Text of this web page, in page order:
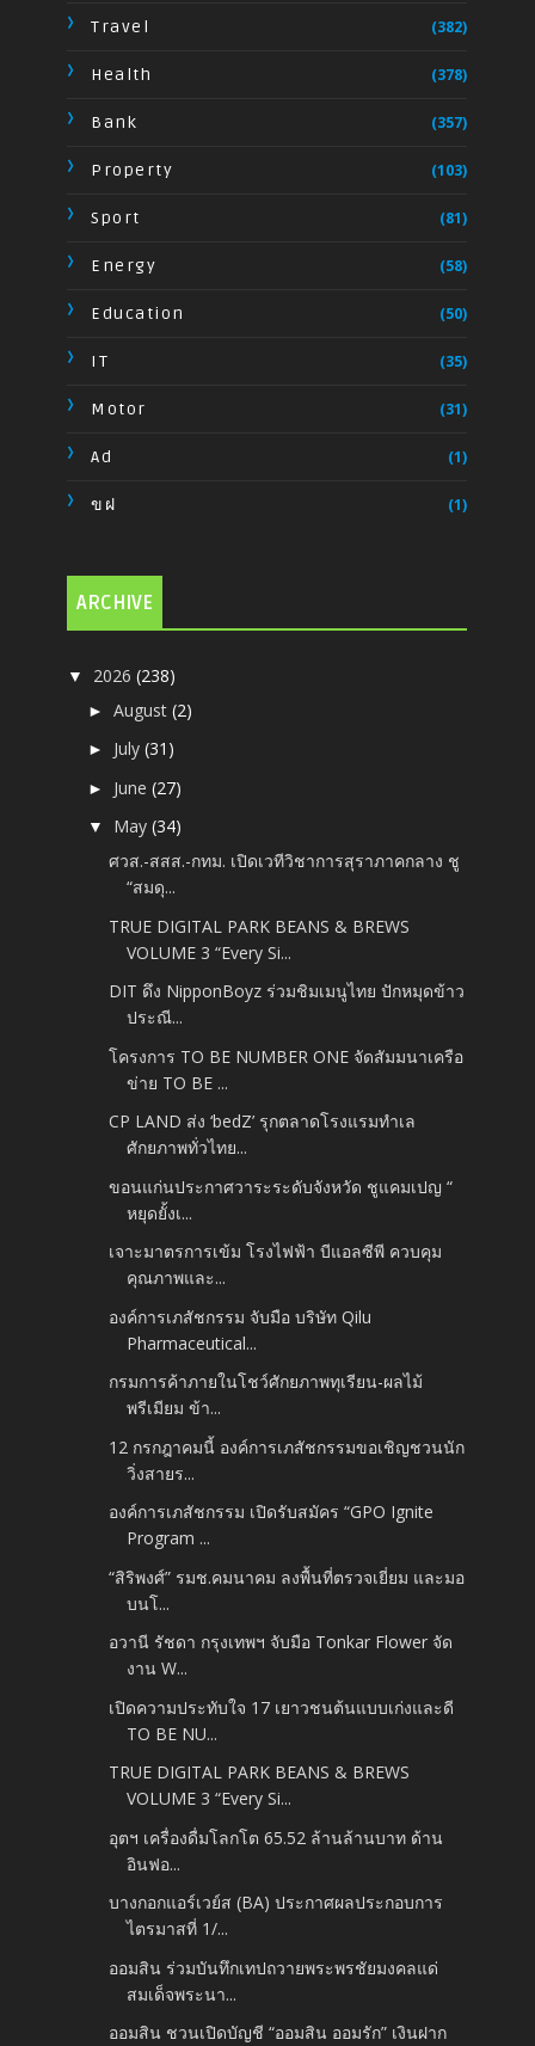
Travel (382)
Health (378)
Bank (357)
Property (103)
Sport (81)
Energy (58)
Education (50)
IT (35)
Motor (31)
Ad (1)
ขฝ (1)
ARCHIVE
▼ 2026(238)
►August(2)
► July(31)
► June(27)
▼ May(34)
ศวส.-สสส.-กทม. เปิดเวทีวิชาการสุราภาคกลาง ชู
“สมดุ...
TRUE DIGITAL PARK BEANS & BREWS
VOLUME 3 “Every Si...
DIT ดึง NipponBoyz ร่วมชิมเมนูไทย ปักหมุดข้าว
ประณี...
โครงการ TO BE NUMBER ONE จัดสัมมนาเครือ
ข่าย TO BE ...
CP LAND ส่ง ‘bedZ’ รุกตลาดโรงแรมทำเล
ศักยภาพทั่วไทย...
ขอนแก่นประกาศวาระระดับจังหวัด ชูแคมเปญ “
หยุดยั้งเ...
เจาะมาตรการเข้ม โรงไฟฟ้า บีแอลซีพี ควบคุม
คุณภาพและ...
องค์การเภสัชกรรม จับมือ บริษัท Qilu
Pharmaceutical...
กรมการค้าภายในโชว์ศักยภาพทุเรียน-ผลไม้
พรีเมียม ข้า...
12 กรกฎาคมนี้ องค์การเภสัชกรรมขอเชิญชวนนัก
วิ่งสายร...
องค์การเภสัชกรรม เปิดรับสมัคร “GPO Ignite
Program ...
“สิริพงศ์” รมช.คมนาคม ลงพื้นที่ตรวจเยี่ยม และมอ
บนโ...
อวานี รัชดา กรุงเทพฯ จับมือ Tonkar Flower จัด
งาน W...
เปิดความประทับใจ 17 เยาวชนต้นแบบเก่งและดี
TO BE NU...
TRUE DIGITAL PARK BEANS & BREWS
VOLUME 3 “Every Si...
อุตฯ เครื่องดื่มโลกโต 65.52 ล้านล้านบาท ด้าน
อินฟอ...
บางกอกแอร์เวย์ส (BA) ประกาศผลประกอบการ
ไตรมาสที่ 1/...
ออมสิน ร่วมบันทึกเทปถวายพระพรชัยมงคลแด่
สมเด็จพระนา...
ออมสิน ชวนเปิดบัญชี “ออมสิน ออมรัก” เงินฝาก